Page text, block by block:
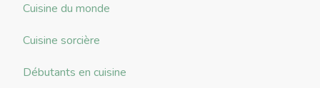
Cuisine du monde
Cuisine sorcière
Débutants en cuisine